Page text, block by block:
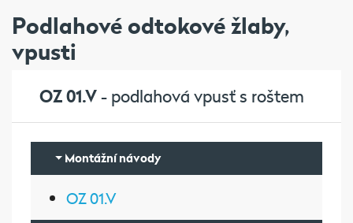
Podlahové odtokové žlaby,
vpusti
OZ 01.V- podlahová vpusť s roštem
Montážní návody
OZ 01.V